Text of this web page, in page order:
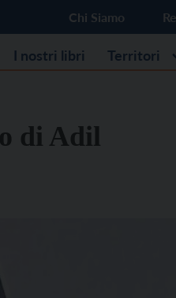
Chi Siamo
I nostri libri Territori
di Adil